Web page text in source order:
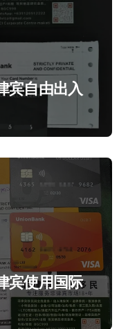
宾自由出入
宾使用国际